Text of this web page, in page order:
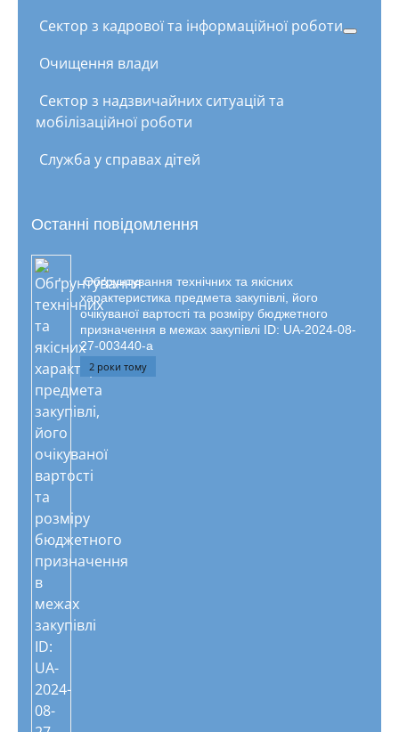
Сектор з кадрової та інформаційної роботи
Очищення влади
Сектор з надзвичайних ситуацій та
мобілізаційної роботи
Служба у справах дітей
Останні повідомлення
Обґрунтування технічних та якісних
характеристика предмета закупівлі, його
очікуваної вартості та розміру бюджетного
призначення в межах закупівлі ID: UA-2024-08-
27-003440-a
2 роки тому